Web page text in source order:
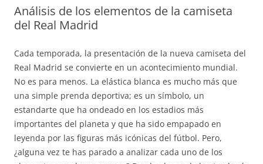
Análisis de los elementos de la camiseta
del Real Madrid
Cada temporada, la presentación de la nueva camiseta del
Real Madrid se convierte en un acontecimiento mundial.
No es para menos. La elástica blanca es mucho más que
una simple prenda deportiva; es un símbolo, un
estandarte que ha ondeado en los estadios más
importantes del planeta y que ha sido empapado en
leyenda por las figuras más icónicas del fútbol. Pero,
¿alguna vez te has parado a analizar cada uno de los